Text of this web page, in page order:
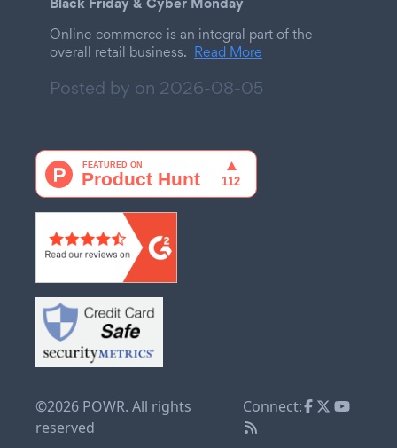
Online commerce is an integral part of the
overall retail business. Read More
Posted by on 2026-08-05
©2026 POWR. All rights
reserved
Connect: